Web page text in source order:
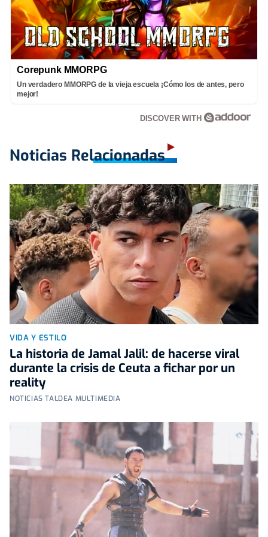
Corepunk MMORPG
Un verdadero MMORPG de la vieja escuela ¡Cómo los de antes, pero
mejor!
DISCOVER WITH
Noticias Relacionadas
VIDA Y ESTILO
La historia de Jamal Jalil: de hacerse viral
durante la crisis de Ceuta a fichar por un
reality
NOTICIAS TALDEA MULTIMEDIA